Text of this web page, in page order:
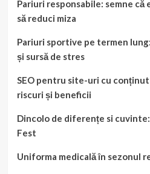
Pariuri responsabile: semne
să reduci miza
Pariuri sportive pe termen
și sursă de stres
SEO pentru site-uri cu
riscuri și beneficii
Dincolo de diferențe si
Fest
Uniforma medicală în sezonul